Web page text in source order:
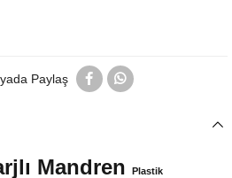
Paylaş
Mandren Plastik